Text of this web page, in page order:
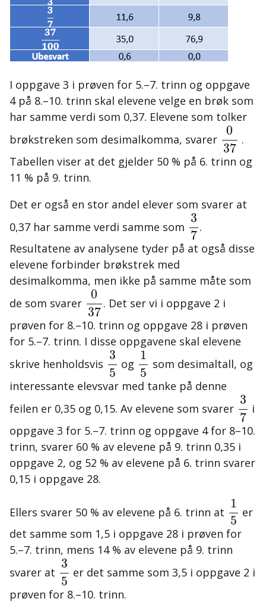
I oppgave 3 i prøven for 5.–7. trinn og oppgave
4 på 8.–10. trinn skal elevene velge en brøk som
har samme verdi som 0,37. Elevene som tolker
brøkstreken som desimalkomma, svarer
0
37
037
.
Tabellen viser at det gjelder 50 % på 6. trinn og
11 % på 9. trinn.
Det er også en stor andel elever som svarer at
0,37 har samme verdi samme som
3
7
37
.
Resultatene av analysene tyder på at også disse
elevene forbinder brøkstrek med
desimalkomma, men ikke på samme måte som
de som svarer
0
37
037
. Det ser vi i oppgave 2 i
prøven for 8.–10. trinn og oppgave 28 i prøven
for 5.–7. trinn. I disse oppgavene skal elevene
skrive henholdsvis
3
5
35
og
1
5
15
som desimaltall, og
interessante elevsvar med tanke på denne
feilen er 0,35 og 0,15. Av elevene som svarer
3
7
37
i
oppgave 3 for 5.–7. trinn og oppgave 4 for 8–10.
trinn, svarer 60 % av elevene på 9. trinn 0,35 i
oppgave 2, og 52 % av elevene på 6. trinn svarer
0,15 i oppgave 28.
Ellers svarer 50 % av elevene på 6. trinn at
1
5
1
er
det samme som 1,5 i oppgave 28 i prøven for
5.–7. trinn, mens 14 % av elevene på 9. trinn
svarer at
3
5
35
er det samme som 3,5 i oppgave 2 i
prøven for 8.–10. trinn.